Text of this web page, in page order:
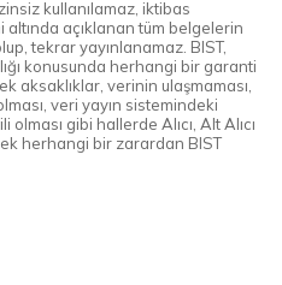
kullanılamaz, iktibas
açıklanan tüm belgelerin
tekrar yayınlanamaz. BIST,
konusunda herhangi bir garanti
aksaklıklar, verinin ulaşmaması,
veri yayın sistemindeki
gibi hallerde Alıcı, Alt Alıcı
herhangi bir zarardan BIST